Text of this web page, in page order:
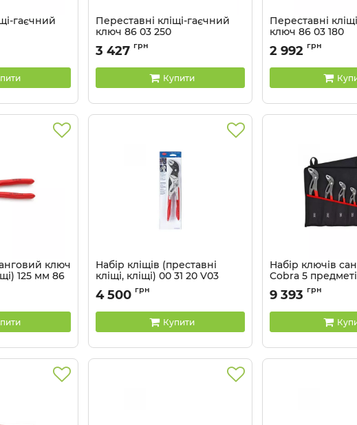
гаєчний
Переставні кліщі-гаєчний
ключ 86 03 250
Артикул: 86 03 250
3 427 грн
Купити
Переставні
ключ 86 03 180
Артикул: 86 03 180
2 992 грн
ключ
125 мм 86
Набір кліщів (преставні
кліщі, кліщі) 00 31 20 V03
Артикул: 00 31 20 V03
4 500 грн
Купити
Набір ключів
Cobra 5
Артикул:
9 393 грн